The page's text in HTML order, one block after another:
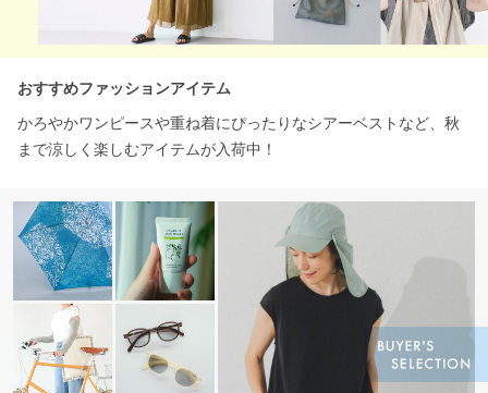
おすすめファッションアイテム
かろやかワンピースや重ね着にぴったりなシアーベストなど、秋
まで涼しく楽しむアイテムが入荷中！